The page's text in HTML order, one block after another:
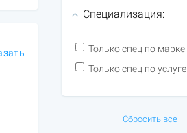
Специализация:
Только спец по марке
Только спец по услуге
Сбросить все